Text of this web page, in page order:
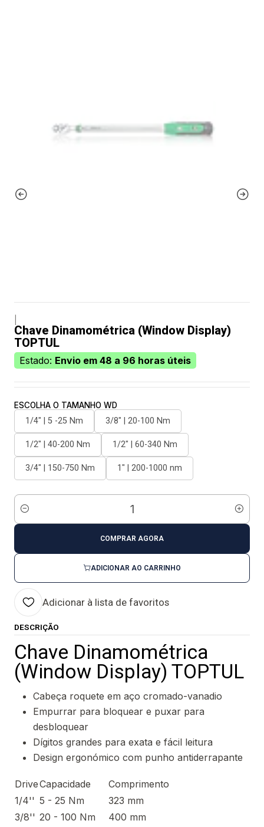
Chave Dinamométrica (Window Display)
TOPTUL
Estado: Envio em 48 a 96 horas úteis
ESCOLHA O TAMANHO WD
1/4" | 5 -25 Nm 3/8" | 20-100 Nm
1/2" | 40-200 Nm 1/2" | 60-340 Nm
3/4" | 150-750 Nm 1" | 200-1000 nm
Quantidade
ADICIONAR AO CARRINHO
COMPRAR AGORA
Adicionar à lista de favoritos
DESCRIÇÃO
Chave Dinamométrica
(Window Display) TOPTUL
Cabeça roquete em aço cromado-vanadio
Empurrar para bloquear e puxar para
desbloquear
Dígitos grandes para exata e fácil leitura
Design ergonómico com punho antiderrapante
DriveCapacidade
Comprimento
1/4'' 5 - 25 Nm
323 mm
3/8'' 20 - 100 Nm 400 mm